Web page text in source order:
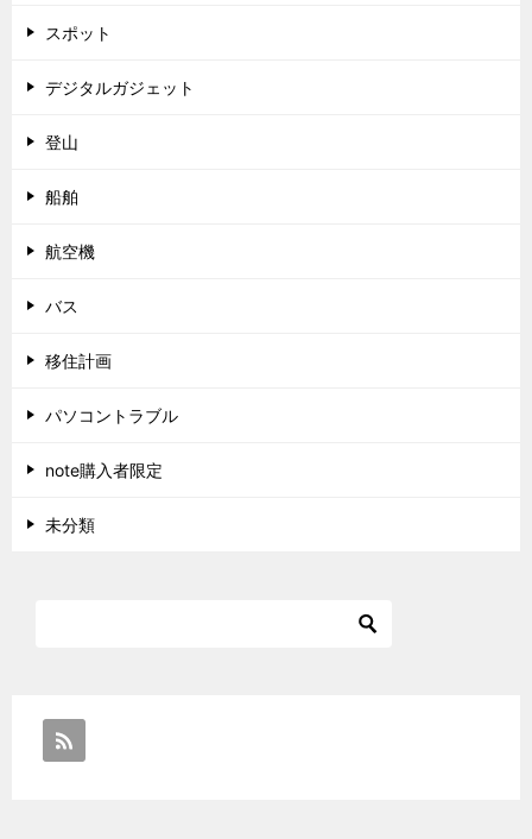
スポット
デジタルガジェット
登山
船舶
航空機
バス
移住計画
パソコントラブル
note購入者限定
未分類